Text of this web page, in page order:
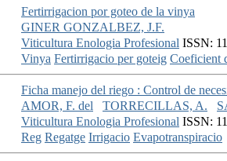
Fertirrigacion por goteo de la vinya
GINER GONZALBEZ, J.F.
Viticultura Enologia Profesional ISSN:
Vinya Fertirrigacio per goteig Coeficient
Ficha manejo del riego : Control de
AMOR, F. del TORRECILLAS, A.
Viticultura Enologia Profesional ISSN:
Reg Regatge Irrigacio Evapotranspiracio